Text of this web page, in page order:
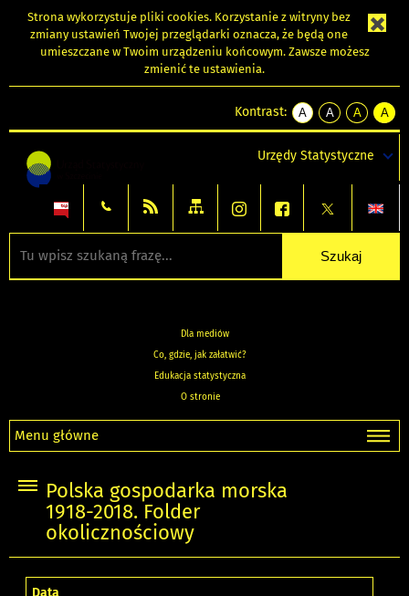
Strona wykorzystuje pliki cookies. Korzystanie z witryny bez
zmiany ustawień Twojej przeglądarki oznacza, że będą one
umieszczane w Twoim urządzeniu końcowym. Zawsze możesz
zmienić te ustawienia.
Kontrast:
A
kontrast
A
kontrast
tekst
czarnym
A
kontrast
tekst
czarnym
A
tekst
żółtym
Urzędy Statystyczne
Dla mediów
Co, gdzie, jak załatwić?
Edukacja statystyczna
O stronie
Menu główne
Polska gospodarka morska
1918-2018. Folder
okolicznościowy